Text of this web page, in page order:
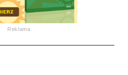
Reklama